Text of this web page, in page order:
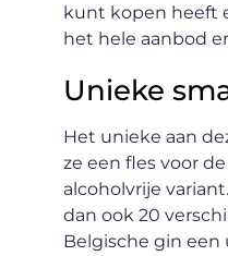
kunt kopen heeft
het hele aanbod
Unieke
Het unieke aan
ze een fles voor
alcoholvrije
dan ook 20
Belgische gin een